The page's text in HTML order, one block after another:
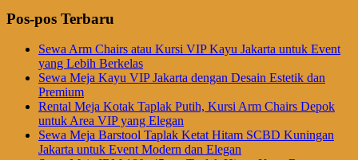
Pos-pos Terbaru
Sewa Arm Chairs atau Kursi VIP Kayu Jakarta untuk Event
yang Lebih Berkelas
Sewa Meja Kayu VIP Jakarta dengan Desain Estetik dan
Premium
Rental Meja Kotak Taplak Putih, Kursi Arm Chairs Depok
untuk Area VIP yang Elegan
Sewa Meja Barstool Taplak Ketat Hitam SCBD Kuningan
Jakarta untuk Event Modern dan Elegan